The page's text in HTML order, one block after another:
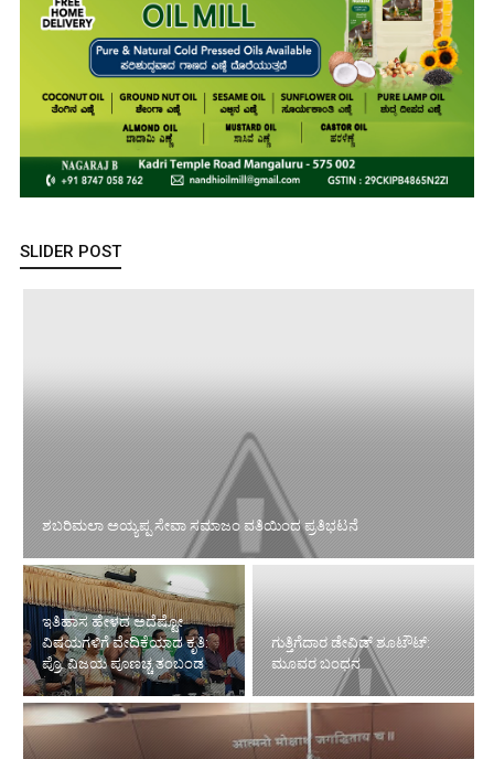
SLIDER POST
ಶಬರಿಮಲಾ ಅಯ್ಯಪ್ಪ ಸೇವಾ ಸಮಾಜಂ ವತಿಯಿಂದ ಪ್ರತಿಭಟನೆ
ಇತಿಹಾಸ ಹೇಳದ ಅದೆಷ್ಟೋ
ವಿಷಯಗಳಿಗೆ ವೇದಿಕೆಯಾದ ಕೃತಿ:
ಪ್ರೊ. ವಿಜಯ ಪೂಣಚ್ಚ ತಂಬಂಡ
ಗುತ್ತಿಗೆದಾರ ಡೇವಿಡ್ ಶೂಟೌಟ್:
ಮೂವರ ಬಂಧನ